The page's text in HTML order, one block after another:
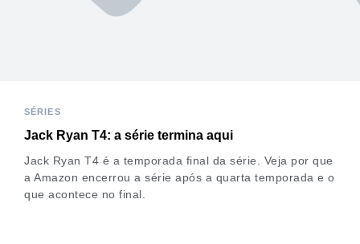
SÉRIES
Jack Ryan T4: a série termina aqui
Jack Ryan T4 é a temporada final da série. Veja por que
a Amazon encerrou a série após a quarta temporada e o
que acontece no final.